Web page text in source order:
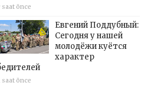
saat önce
Евгений Поддубный:
Сегодня у нашей
молодёжи куётся
характер
saat önce